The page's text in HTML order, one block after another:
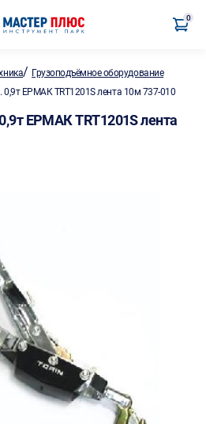
0
/ Грузоподъёмное оборудование
0,9т ЕРМАК TRT1201S лента 10м 737-010
ЕРМАК TRT1201S лента